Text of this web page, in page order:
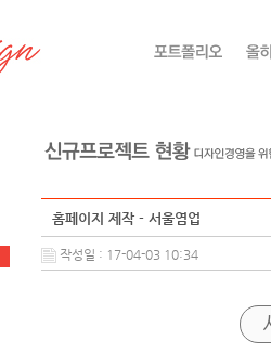
홈페이지 제작 - 서울염업
작성일 : 17-04-03 10:34